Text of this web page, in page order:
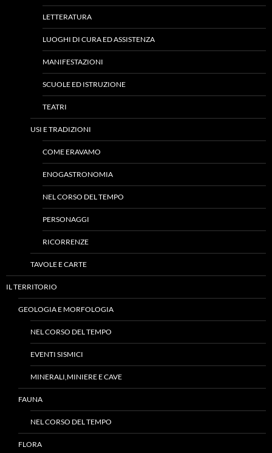
LETTERATURA
LUOGHI DI CURA ED ASSISTENZA
MANIFESTAZIONI
SCUOLE ED ISTRUZIONE
TEATRI
USI E TRADIZIONI
COME ERAVAMO
ENOGASTRONOMIA
NEL CORSO DEL TEMPO
PERSONAGGI
RICORRENZE
TAVOLE E CARTE
IL TERRITORIO
GEOLOGIA E MORFOLOGIA
NEL CORSO DEL TEMPO
EVENTI SISMICI
MINERALI,MINIERE E CAVE
FAUNA
NEL CORSO DEL TEMPO
FLORA